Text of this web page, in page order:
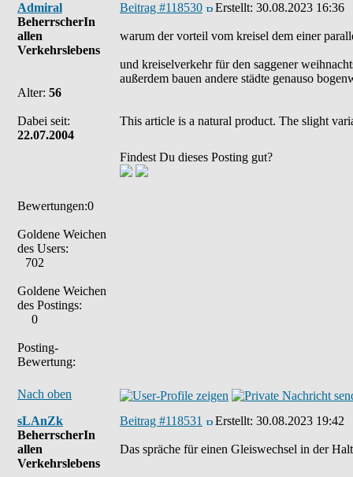
Admiral
BeherrscherIn
allen
Verkehrslebens
Alter: 56
Dabei seit:
22.07.2004
Bewertungen:0
Goldene Weichen
des Users:
702
Goldene Weichen
des Postings:
0
Posting-
Bewertung:
Beitrag #118530 Erstellt: 30.08.2023 16:36
warum der vorteil vom kreisel dem einer
und kreiselverkehr für den saggener
außerdem bauen andere städte genauso
This article is a natural product. The slight
Findest Du dieses Posting gut?
Nach oben
sLAnZk
BeherrscherIn
allen
Verkehrslebens
Beitrag #118531 Erstellt: 30.08.2023 19:42
Das spräche für einen Gleiswechsel in der